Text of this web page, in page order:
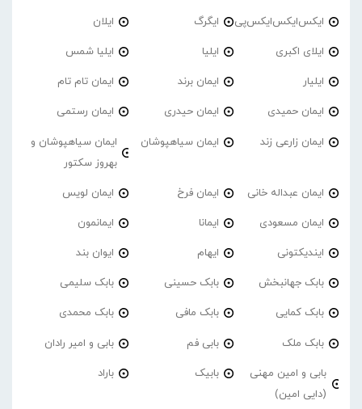
ایکس‌ایکس‌ایکس‌پی ایگرگ ایلان
ایلای اکبری ایلیا ایلیا شمس
ایلیار ایمان برند ایمان تام تام
ایمان حمیدی ایمان حیدری ایمان رستمی
ایمان زارعی زند ایمان سیاهپوشان
ایمان سیاهپوشان و
بهروز سکتور
ایمان عبداله خانی ایمان فرخ ایمان لویس
ایمان مسعودی ایمانا ایمانمون
ایندیکتونی ایهام ایوان بند
بابک جهانبخش بابک حسینی بابک سلیمی
بابک کمایی بابک مافی بابک محمدی
بابک ملک بابی فم بابی و امیر رادان
بابی و امین مهنی
(دایی امین)
بابیک باراد